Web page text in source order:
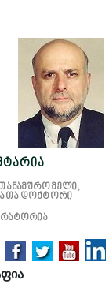
დოქტორი